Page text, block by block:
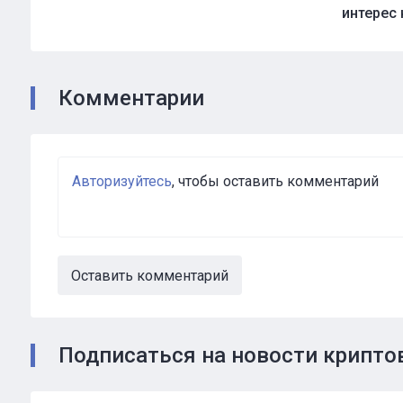
интерес
Комментарии
Авторизуйтесь, чтобы оставить комментарий
Оставить комментарий
Подписаться на новости